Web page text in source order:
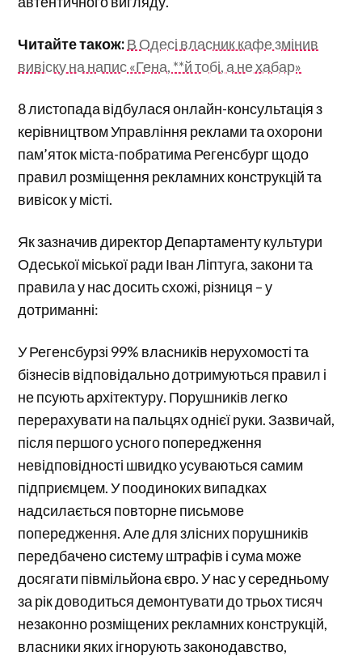
Читайте також:В Одесі власник кафе змінив
вивіску на напис «Гена, **й тобі, а не хабар»
8 листопада відбулася онлайн-консультація з
керівництвом Управління реклами та охорони
пам’яток міста-побратима Регенсбург щодо
правил розміщення рекламних конструкцій та
вивісок у місті.
Як зазначив директор Департаменту культури
Одеської міської ради Іван Ліптуга, закони та
правила у нас досить схожі, різниця – у
дотриманні:
У Регенсбурзі 99% власників нерухомості та
бізнесів відповідально дотримуються правил і
не псують архітектуру. Порушників легко
перерахувати на пальцях однієї руки. Зазвичай,
після першого усного попередження
невідповідності швидко усуваються самим
підприємцем. У поодиноких випадках
надсилається повторне письмове
попередження. Але для злісних порушників
передбачено систему штрафів і сума може
досягати півмільйона євро. У нас у середньому
за рік доводиться демонтувати до трьох тисяч
незаконно розміщених рекламних конструкцій,
власники яких ігнорують законодавство,